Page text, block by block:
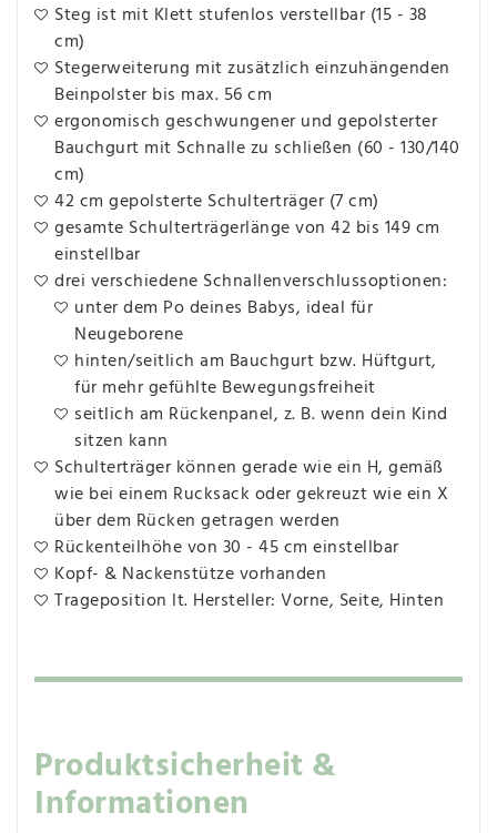
Steg ist mit Klett stufenlos verstellbar (15 - 38
cm)
Stegerweiterung mit zusätzlich einzuhängenden
Beinpolster bis max. 56 cm
ergonomisch geschwungener und gepolsterter
Bauchgurt mit Schnalle zu schließen (60 - 130/140
cm)
42 cm gepolsterte Schulterträger (7 cm)
gesamte Schulterträgerlänge von 42 bis 149 cm
einstellbar
drei verschiedene Schnallenverschlussoptionen:
unter dem Po deines Babys, ideal für
Neugeborene
hinten/seitlich am Bauchgurt bzw. Hüftgurt,
für mehr gefühlte Bewegungsfreiheit
seitlich am Rückenpanel, z. B. wenn dein Kind
sitzen kann
Schulterträger können gerade wie ein H, gemäß
wie bei einem Rucksack oder gekreuzt wie ein X
über dem Rücken getragen werden
Rückenteilhöhe von 30 - 45 cm einstellbar
Kopf- & Nackenstütze vorhanden
Trageposition lt. Hersteller: Vorne, Seite, Hinten
Produktsicherheit &
Informationen